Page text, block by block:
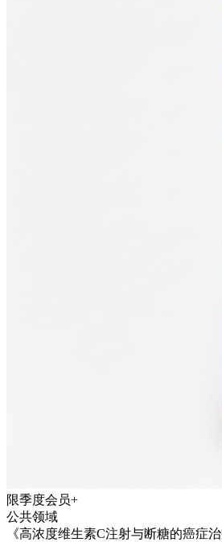
限季度会员+
公共领域
《高浓度维生素C注射与断糖的癌症治